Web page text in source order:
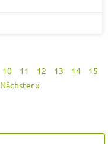
10 11 12 13 14
15
Nächster »